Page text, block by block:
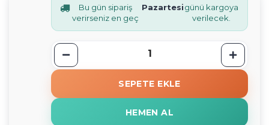
Bu gün sipariş
verirseniz en geç
Pazartesigünü kargoya
verilecek.
SEPETE EKLE
HEMEN AL